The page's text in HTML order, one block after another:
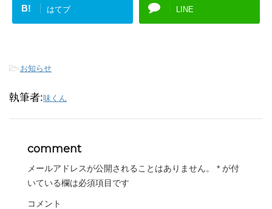
B! はてブ LINE
-お知らせ
執筆者:味くん
comment
メールアドレスが公開されることはありません。 * が付
いている欄は必須項目です
コメント